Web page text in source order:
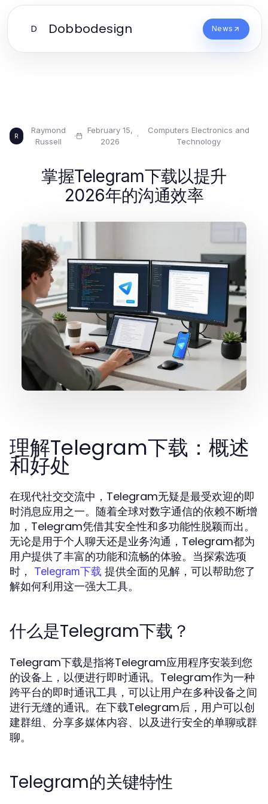
D Dobbodesign News
R
Raymond
Russell
·
February 15,
2026
·
Computers Electronics and
Technology
掌握Telegram下载以提升
2026年的沟通效率
理解Telegram下载：概述
和好处
在现代社交交流中，Telegram无疑是最受欢迎的即
时消息应用之一。随着全球对数字通信的依赖不断增
加，Telegram凭借其安全性和多功能性脱颖而出。
无论是用于个人聊天还是业务沟通，Telegram都为
用户提供了丰富的功能和流畅的体验。当探索选项
时，
Telegram下载 提供全面的见解，可以帮助您了
解如何利用这一强大工具。
什么是Telegram下载？
Telegram下载是指将Telegram应用程序安装到您
的设备上，以便进行即时通讯。Telegram作为一种
跨平台的即时通讯工具，可以让用户在多种设备之间
进行无缝的通讯。在下载Telegram后，用户可以创
建群组、分享多媒体内容、以及进行安全的单聊或群
聊。
Telegram的关键特性